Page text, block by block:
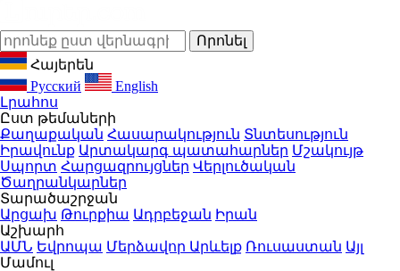
Հայերեն
Русский
English
Լրահոս
Ըստ թեմաների
Քաղաքական Հասարակություն Տնտեսություն
Իրավունք Արտակարգ պատահարներ Մշակույթ
Սպորտ Հարցազրույցներ Վերլուծական
Ծաղրանկարներ
Տարածաշրջան
Արցախ Թուրքիա Ադրբեջան Իրան
Աշխարհ
ԱՄՆ Եվրոպա Մերձավոր Արևելք Ռուսաստան Այլ
Մամուլ